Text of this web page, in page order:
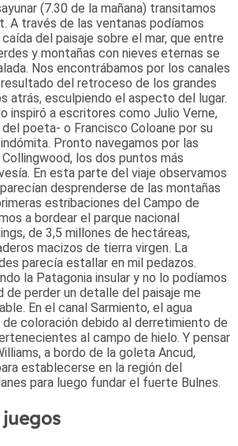
(7.30 de la mañana) transitamos
A través de las ventanas podíamos
del paisaje sobre el mar, que entre
y montañas con nieves eternas se
Nos encontrábamos por los canales
del retroceso de los grandes
atrás, esculpiendo el aspecto del lugar.
inspiró a escritores como Julio Verne,
poeta- o Francisco Coloane por su
Pronto navegamos por las
los dos puntos más
En esta parte del viaje observamos
desprenderse de las montañas
estribaciones del Campo de
a bordear el parque nacional
de 3,5 millones de hectáreas,
macizos de tierra virgen. La
parecía estallar en mil pedazos.
la Patagonia insular y no lo podíamos
de perder un detalle del paisaje me
En el canal Sarmiento, el agua
de coloración debido al derretimiento de
al campo de hielo. Y pensar
a bordo de la goleta Ancud,
establecerse en la región del
para luego fundar el fuerte Bulnes.